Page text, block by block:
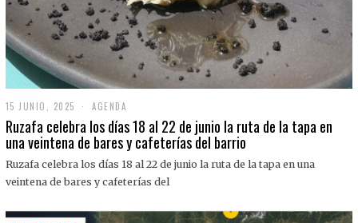
15 JUNIO, 2025
J
U
I
O
0
AGENDA
Ruzafa celebra los días 18 al 22 de junio la ruta de la tapa en
una veintena de bares y cafeterías del barrio
Ruzafa celebra los días 18 al 22 de junio la ruta de la tapa en una
veintena de bares y cafeterías del